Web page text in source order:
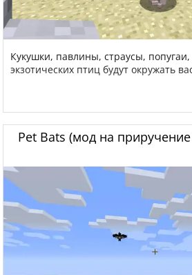
Кукушки, павлины, страусы,
экзотических птиц будут окружать
Pet Bats (мод на